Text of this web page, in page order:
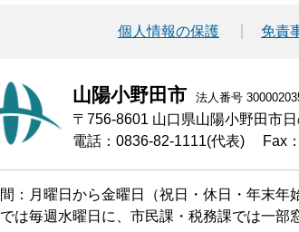
個人情報の保護 免責
山陽小野田市 法人番号
〒756-8601 山口県山陽小野田市
電話：0836-82-1111(代表)
Fax
：月曜日から金曜日（祝日・休日・年末年
は毎週水曜日に、市民課・税務課では一部